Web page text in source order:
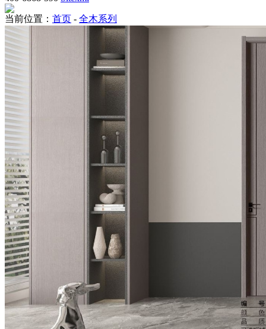
当前位置： 首页 - 全木系列